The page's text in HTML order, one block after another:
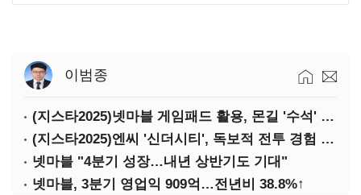
이범종
(지스타2025)넷마블 게임패드 활용, 몬길 '수석' 7대죄 '차석'
(지스타2025)엔씨 '신더시티', 독보적 전투 경험 필요
넷마블 "4분기 성장…내년 상반기도 기대"
넷마블, 3분기 영업익 909억…전년비 38.8%↑